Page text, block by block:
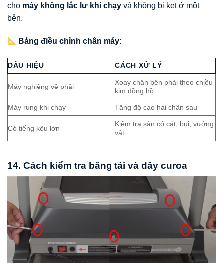
cho máy không lắc lư khi chạy và không bị kẹt ở một
bên.
Bảng điều chỉnh chân máy:
DẤU HIỆU CÁCH XỬ LÝ
Máy nghiêng về phải
Xoay chân bên phải theo chiều
kim đồng hồ
Máy rung khi chạy Tăng độ cao hai chân sau
Có tiếng kêu lớn
Kiểm tra sàn có cát, bụi, vướng
vật
14. Cách kiểm tra băng tải và dây curoa